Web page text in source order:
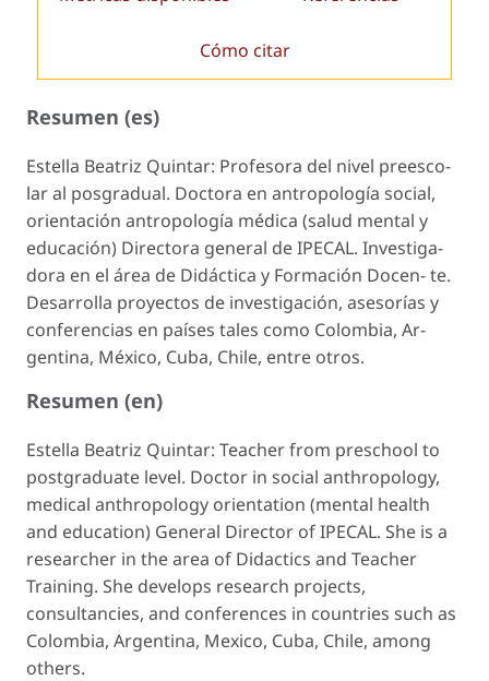
Cómo citar
Resumen (es)
Estella Beatriz Quintar: Profesora del nivel preesco-
lar al posgradual. Doctora en antropología social,
orientación antropología médica (salud mental y
educación) Directora general de IPECAL. Investiga-
dora en el área de Didáctica y Formación Docen- te.
Desarrolla proyectos de investigación, asesorías y
conferencias en países tales como Colombia, Ar-
gentina, México, Cuba, Chile, entre otros.
Resumen (en)
Estella Beatriz Quintar: Teacher from preschool to
postgraduate level. Doctor in social anthropology,
medical anthropology orientation (mental health
and education) General Director of IPECAL. She is a
researcher in the area of Didactics and Teacher
Training. She develops research projects,
consultancies, and conferences in countries such as
Colombia, Argentina, Mexico, Cuba, Chile, among
others.